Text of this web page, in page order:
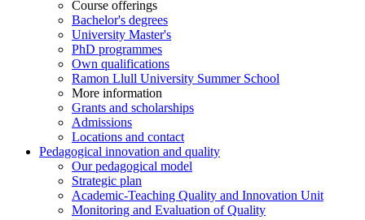
Course offerings
Bachelor's degrees
University Master's
PhD programmes
Own qualifications
Ramon Llull University Summer School
More information
Grants and scholarships
Admissions
Locations and contact
Pedagogical innovation and quality
Our pedagogical model
Strategic plan
Academic-Teaching Quality and Innovation Unit
Monitoring and Evaluation of Quality